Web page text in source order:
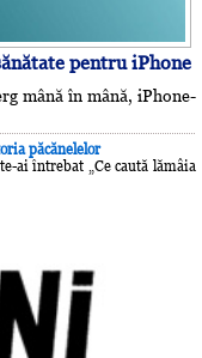
pentru iPhone
mână în mână, iPhone-
păcănelelor
ai întrebat „Ce caută lămâia